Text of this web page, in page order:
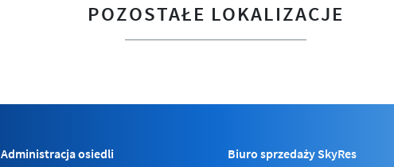
POZOSTAŁE LOKALIZACJE
Administracja osiedli Biuro sprzedaży SkyRes